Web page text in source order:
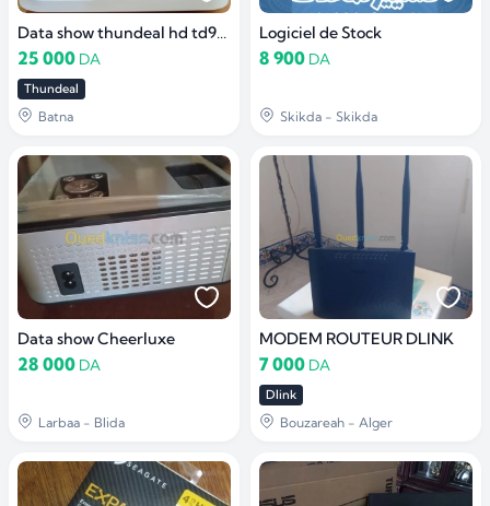
Data show thundeal hd td91w داتاشو
25 000 DA
Thundeal
Batna
Logiciel de Stock
8 900 DA
Skikda - Skikda
Data show Cheerluxe
28 000 DA
Larbaa - Blida
MODEM ROUTEUR DLINK
7 000 DA
Dlink
Bouzareah - Alger